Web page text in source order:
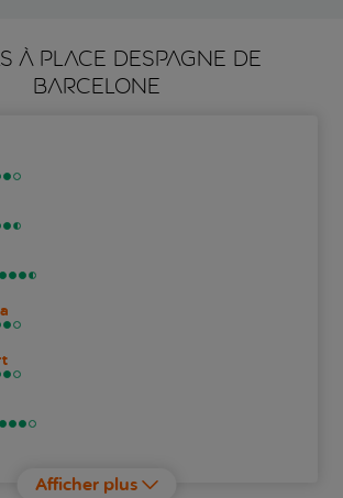
À PLACE DESPAGNE DE
BARCELONE
Afficher plus